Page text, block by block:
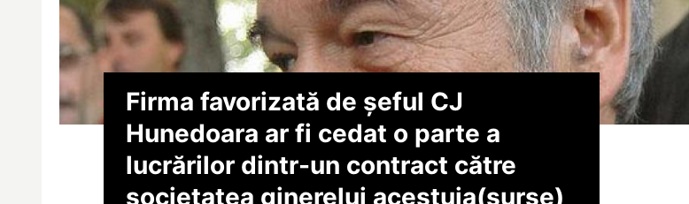
Firma favorizată de șeful CJ
Hunedoara ar fi cedat o parte a
lucrărilor dintr-un contract către
societatea ginerelui acestuia(surse)